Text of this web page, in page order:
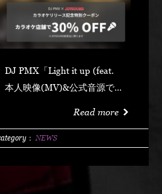
DJ PMX「Light it up (feat.
ら
ラオケ配信開始】DJ
Read more
： NEWS